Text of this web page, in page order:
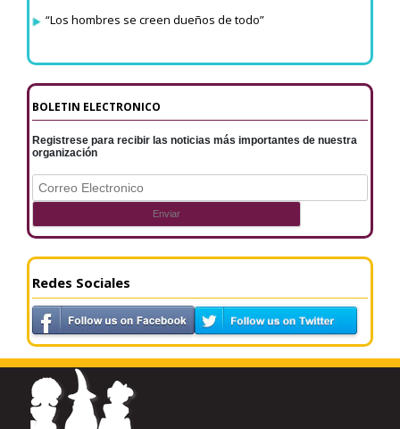
“Los hombres se creen dueños de todo”
BOLETIN ELECTRONICO
Registrese para recibir las noticias más importantes de nuestra
organización
Redes Sociales